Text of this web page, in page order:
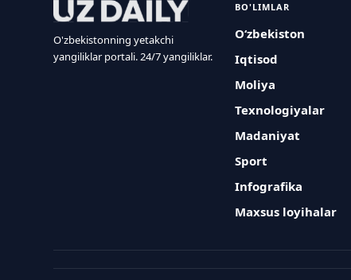
O'zbekistonning yetakchi
yangiliklar portali. 24/7 yangiliklar.
BO'LIMLAR
O‘zbekiston
Iqtisod
Moliya
Texnologiyalar
Madaniyat
Sport
Infografika
Maxsus loyihalar